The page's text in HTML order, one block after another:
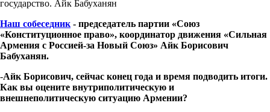
Наш собеседник - председатель партии «Союз
«Конституционное право», координатор движения «Сильная
Армения с Россией-за Новый Союз» Айк Борисович
Бабуханян.
-Айк Борисович, сейчас конец года и время подводить итоги.
Как вы оцените внутриполитическую и
внешнеполитическую ситуацию Армении?